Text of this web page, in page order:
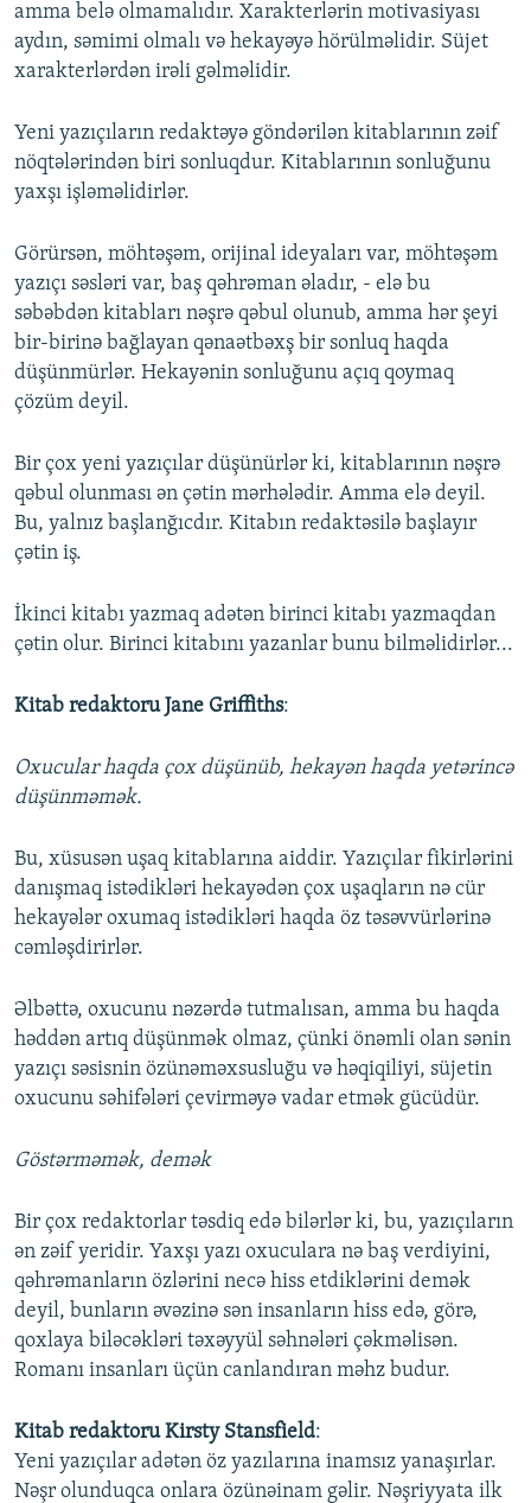
amma belə olmamalıdır. Xarakterlərin motivasiyası
aydın, səmimi olmalı və hekayəyə hörülməlidir. Süjet
xarakterlərdən irəli gəlməlidir.
Yeni yazıçıların redaktəyə göndərilən kitablarının zəif
nöqtələrindən biri sonluqdur. Kitablarının sonluğunu
yaxşı işləməlidirlər.
Görürsən, möhtəşəm, orijinal ideyaları var, möhtəşəm
yazıçı səsləri var, baş qəhrəman əladır, - elə bu
səbəbdən kitabları nəşrə qəbul olunub, amma hər şeyi
bir-birinə bağlayan qənaətbəxş bir sonluq haqda
düşünmürlər. Hekayənin sonluğunu açıq qoymaq
çözüm deyil.
Bir çox yeni yazıçılar düşünürlər ki, kitablarının nəşrə
qəbul olunması ən çətin mərhələdir. Amma elə deyil.
Bu, yalnız başlanğıcdır. Kitabın redaktəsilə başlayır
çətin iş.
İkinci kitabı yazmaq adətən birinci kitabı yazmaqdan
çətin olur. Birinci kitabını yazanlar bunu bilməlidirlər...
Kitab redaktoru Jane Griffiths:
Oxucular haqda çox düşünüb, hekayən haqda yetərincə
düşünməmək.
Bu, xüsusən uşaq kitablarına aiddir. Yazıçılar fikirlərini
danışmaq istədikləri hekayədən çox uşaqların nə cür
hekayələr oxumaq istədikləri haqda öz təsəvvürlərinə
cəmləşdirirlər.
Əlbəttə, oxucunu nəzərdə tutmalısan, amma bu haqda
həddən artıq düşünmək olmaz, çünki önəmli olan sənin
yazıçı səsisnin özünəməxsusluğu və həqiqiliyi, süjetin
oxucunu səhifələri çevirməyə vadar etmək gücüdür.
Göstərməmək, demək
Bir çox redaktorlar təsdiq edə bilərlər ki, bu, yazıçıların
ən zəif yeridir. Yaxşı yazı oxuculara nə baş verdiyini,
qəhrəmanların özlərini necə hiss etdiklərini demək
deyil, bunların əvəzinə sən insanların hiss edə, görə,
qoxlaya biləcəkləri təxəyyül səhnələri çəkməlisən.
Romanı insanları üçün canlandıran məhz budur.
Kitab redaktoru Kirsty Stansfield:
Yeni yazıçılar adətən öz yazılarına inamsız yanaşırlar.
Nəşr olunduqca onlara özünəinam gəlir. Nəşriyyata ilk